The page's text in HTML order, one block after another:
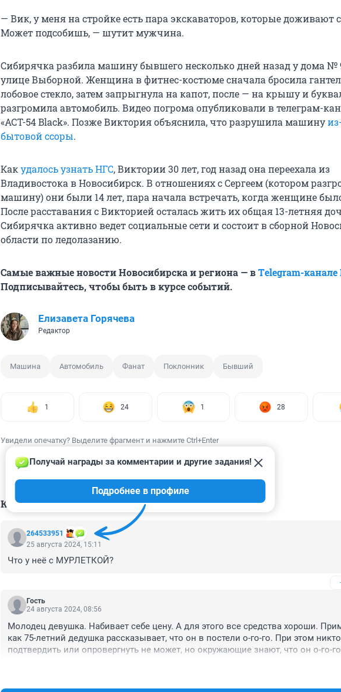
— Вик, у меня на стройке есть пара экскаваторов, которые доживают
Может подсобишь, — шутит мужчина.
Сибирячка разбила машину бывшего несколько дней назад у дома №
улице Выборной. Женщина в фитнес-костюме сначала бросила
лобовое стекло, затем запрыгнула на капот, после — на крышу и
разгромила автомобиль. Видео погрома опубликовали в телеграм-
«АСТ-54 Black». Позже Виктория объяснила, что разрушила машину
бытовой ссоры.
Какудалось узнать НГС, Виктории 30 лет, год назад она переехала из
Владивостока в Новосибирск. В отношениях с Сергеем (котором
машину) они были 14 лет, пара начала встречать, когда женщине
После расставания с Викторией осталась жить их общая 13-летняя
Сибирячка активно ведет социальные сети и состоит в сборной
области по ледолазанию.
Самые важные новости Новосибирска и региона — вТelegram-канале
Подписывайтесь, чтобы быть в курсе событий.
Елизавета Горячева
Редактор
Машина Автомобиль Фанат Поклонник Бывший
1 24 1 28
Увидели опечатку? Выделите фрагмент и нажмите Ctrl+Enter
КОММЕНТАРИИ 202
264533951
Получай награды за комментарии и другие задания!
Подробнее в профиле
25 августа 2024, 15:11
Что у неё с МУРЛЕТКОЙ?
Гость
24 августа 2024, 08:56
Молодец девушка. Набивает себе цену. А для этого все средства хороши.
как 75-летний дедушка рассказывает, что он в постели о-го-го. При этом
подтвердить или опровергнуть не может, но окружающие знают, что он о-го-